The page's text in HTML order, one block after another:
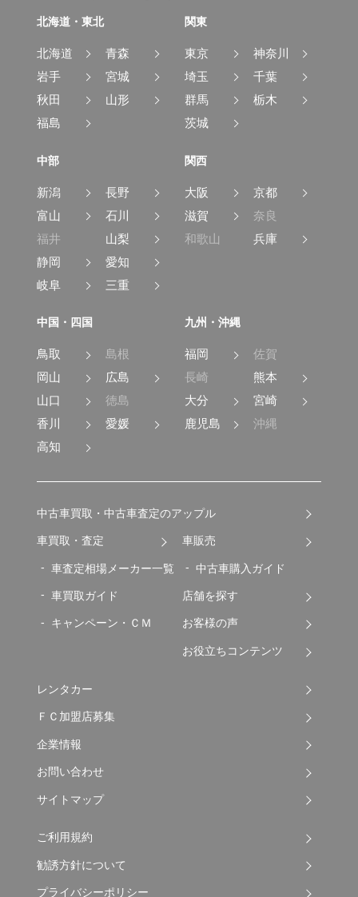
北海道・東北
北海道
青森
岩手
宮城
秋田
山形
福島
関東
東京
神奈川
埼玉
千葉
群馬
栃木
茨城
中部
新潟
長野
富山
石川
福井
山梨
静岡
愛知
岐阜
三重
関西
大阪
京都
滋賀
奈良
和歌山
兵庫
中国・四国
鳥取
島根
岡山
広島
山口
徳島
香川
愛媛
高知
九州・沖縄
福岡
佐賀
長崎
熊本
大分
宮崎
鹿児島
沖縄
中古車買取・中古車査定のアップル
車買取・査定
車査定相場メーカー一覧
車買取ガイド
キャンペーン・ＣＭ
車販売
中古車購入ガイド
店舗を探す
お客様の声
お役立ちコンテンツ
レンタカー
ＦＣ加盟店募集
企業情報
お問い合わせ
サイトマップ
ご利用規約
勧誘方針について
プライバシーポリシー